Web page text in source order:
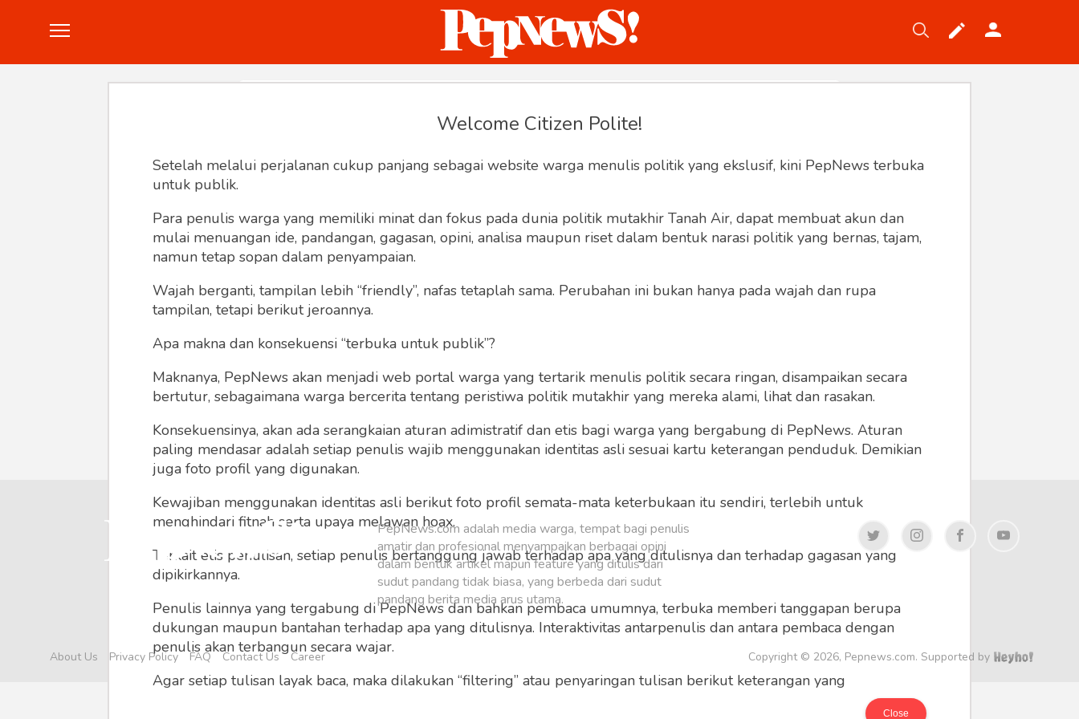
Ingat saya Lupa Sandi
Buat Akun Baru
Welcome Citizen Polite!
Setelah melalui perjalanan cukup panjang sebagai website warga menulis politik yang ekslusif, kini PepNews terbuka
untuk publik.
Para penulis warga yang memiliki minat dan fokus pada dunia politik mutakhir Tanah Air, dapat membuat akun dan
mulai menuangan ide, pandangan, gagasan, opini, analisa maupun riset dalam bentuk narasi politik yang bernas, tajam,
namun tetap sopan dalam penyampaian.
Wajah berganti, tampilan lebih “friendly”, nafas tetaplah sama. Perubahan ini bukan hanya pada wajah dan rupa
tampilan, tetapi berikut jeroannya.
Apa makna dan konsekuensi “terbuka untuk publik”?
Maknanya, PepNews akan menjadi web portal warga yang tertarik menulis politik secara ringan, disampaikan secara
bertutur, sebagaimana warga bercerita tentang peristiwa politik mutakhir yang mereka alami, lihat dan rasakan.
Konsekuensinya, akan ada serangkaian aturan adimistratif dan etis bagi warga yang bergabung di PepNews. Aturan
paling mendasar adalah setiap penulis wajib menggunakan identitas asli sesuai kartu keterangan penduduk. Demikian
juga foto profil yang digunakan.
Kewajiban menggunakan identitas asli berikut foto profil semata-mata keterbukaan itu sendiri, terlebih untuk
menghindari fitnah serta upaya melawan hoax.
Terkait etis penulisan, setiap penulis bertanggung jawab terhadap apa yang ditulisnya dan terhadap gagasan yang
dipikirkannya.
Penulis lainnya yang tergabung di PepNews dan bahkan pembaca umumnya, terbuka memberi tanggapan berupa
dukungan maupun bantahan terhadap apa yang ditulisnya. Interaktivitas antarpenulis dan antara pembaca dengan
penulis akan terbangun secara wajar.
Agar setiap tulisan layak baca, maka dilakukan “filtering” atau penyaringan tulisan berikut keterangan yang
Close
PepNews.com adalah media warga, tempat bagi penulis
amatir dan profesional menyampaikan berbagai opini
dalam bentuk artikel mapun feature yang ditulis dari
sudut pandang tidak biasa, yang berbeda dari sudut
pandang berita media arus utama.
About Us Privacy Policy FAQ Contact Us Career Copyright © 2026, Pepnews.com. Supported by